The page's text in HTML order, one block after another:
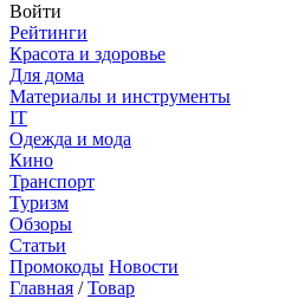
Войти
Рейтинги
Красота и здоровье
Для дома
Материалы и инструменты
IT
Одежда и мода
Кино
Транспорт
Туризм
Обзоры
Статьи
Промокоды Новости
Главная /Товар